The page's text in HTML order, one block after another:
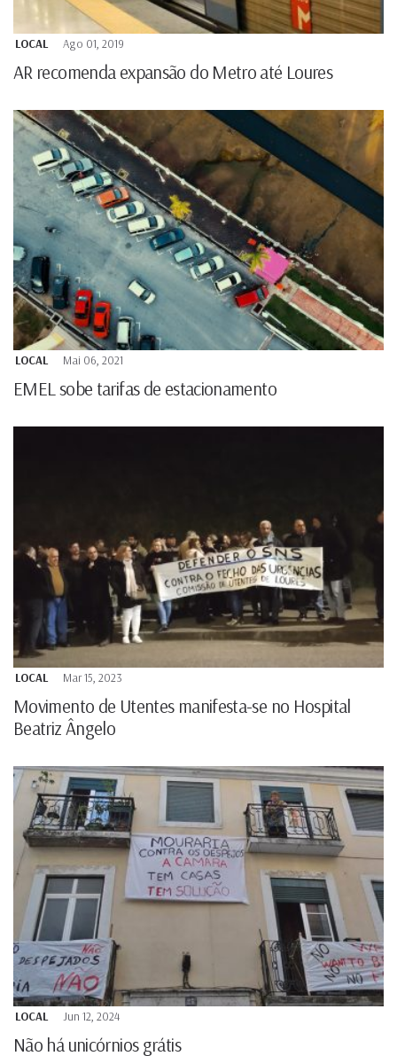
LOCAL Ago 01, 2019
AR recomenda expansão do Metro até Loures
LOCAL Mai 06, 2021
EMEL sobe tarifas de estacionamento
LOCAL Mar 15, 2023
Movimento de Utentes manifesta-se no Hospital
Beatriz Ângelo
LOCAL Jun 12, 2024
Não há unicórnios grátis